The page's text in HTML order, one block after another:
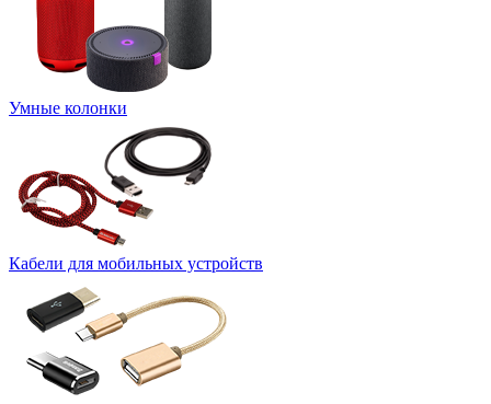
Умные колонки
Кабели для мобильных устройств